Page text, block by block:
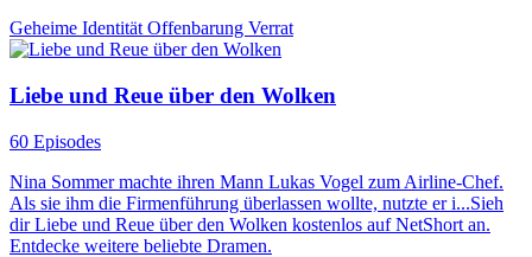
Geheime Identität Offenbarung Verrat
Liebe und Reue über den Wolken
60 Episodes
Nina Sommer machte ihren Mann Lukas Vogel zum Airline-Chef.
Als sie ihm die Firmenführung überlassen wollte, nutzte er i...Sieh
dir Liebe und Reue über den Wolken kostenlos auf NetShort an.
Entdecke weitere beliebte Dramen.